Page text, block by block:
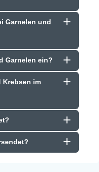
Garnelen und
Garnelen ein?
Krebsen im